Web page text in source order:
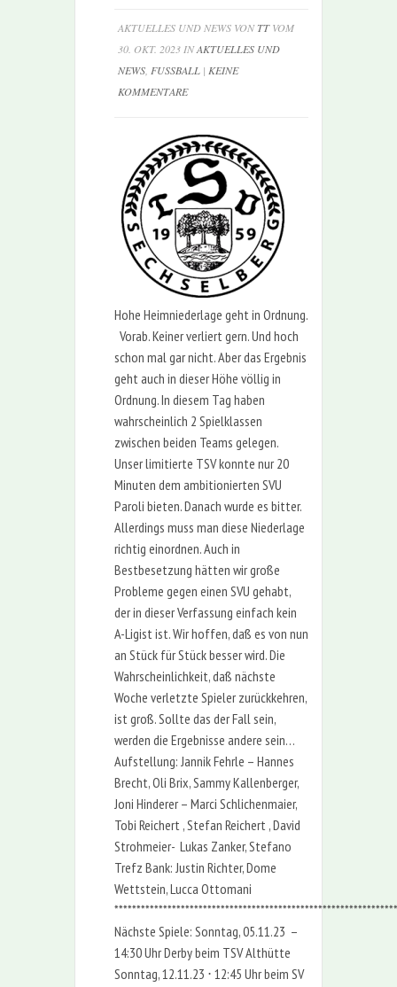
AKTUELLES UND NEWS VONTTVOM
30. OKT. 2023 INAKTUELLES UND
NEWS FUSSBALL | KEINE
KOMMENTARE
Hohe Heimniederlage geht in Ordnung.
Vorab. Keiner verliert gern. Und hoch
schon mal gar nicht. Aber das Ergebnis
geht auch in dieser Höhe völlig in
Ordnung. In diesem Tag haben
wahrscheinlich 2 Spielklassen
zwischen beiden Teams gelegen.
Unser limitierte TSV konnte nur 20
Minuten dem ambitionierten SVU
Paroli bieten. Danach wurde es bitter.
Allerdings muss man diese Niederlage
richtig einordnen. Auch in
Bestbesetzung hätten wir große
Probleme gegen einen SVU gehabt,
der in dieser Verfassung einfach kein
A-Ligist ist. Wir hoffen, daß es von nun
an Stück für Stück besser wird. Die
Wahrscheinlichkeit, daß nächste
Woche verletzte Spieler zurückkehren,
ist groß. Sollte das der Fall sein,
werden die Ergebnisse andere sein…
Aufstellung: Jannik Fehrle – Hannes
Brecht, Oli Brix, Sammy Kallenberger,
Joni Hinderer – Marci Schlichenmaier,
Tobi Reichert , Stefan Reichert , David
Strohmeier- Lukas Zanker, Stefano
Trefz Bank: Justin Richter, Dome
Wettstein, Lucca Ottomani
Nächste Spiele: Sonntag, 05.11.23 –
14:30 Uhr Derby beim TSV Althütte
Sonntag, 12.11.23 ⋅ 12:45 Uhr beim SV